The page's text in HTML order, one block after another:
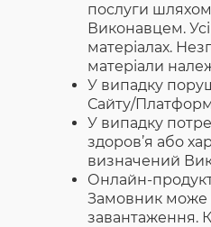
послуги шляхом
Виконавцем.
матеріалах.
матеріали
У випадку
Сайту/
У випадку
здоров’я або
визначений
Онлайн-
Замовник може
завантаження.